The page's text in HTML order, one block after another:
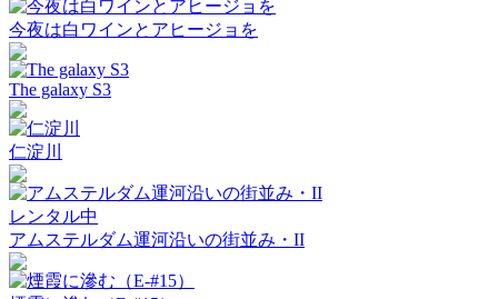
今夜は白ワインとアヒージョを
The galaxy S3
仁淀川
レンタル中
アムステルダム運河沿いの街並み・II